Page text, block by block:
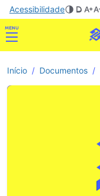
Acessibilidade
Início Documentos